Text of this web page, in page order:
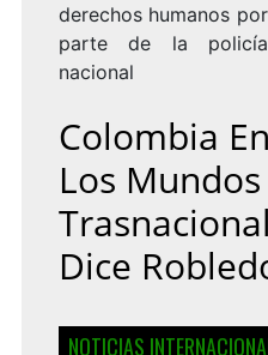
derechos humanos por
parte de la policía
nacional
Colombia
Los
Dice
NOTICIAS